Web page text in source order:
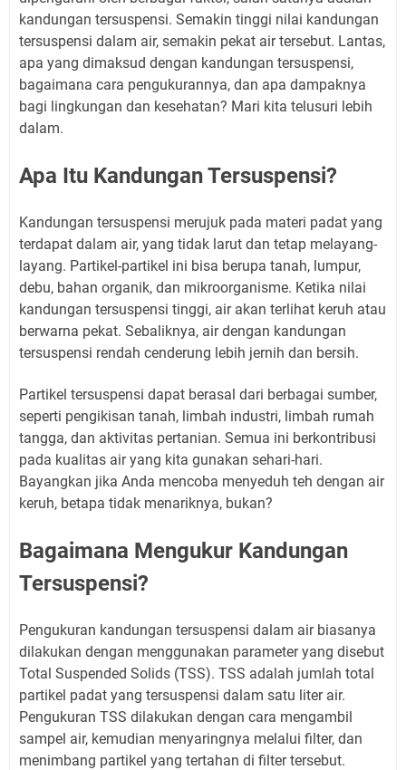
kandungan tersuspensi. Semakin tinggi nilai kandungan
tersuspensi dalam air, semakin pekat air tersebut. Lantas,
apa yang dimaksud dengan kandungan tersuspensi,
bagaimana cara pengukurannya, dan apa dampaknya
bagi lingkungan dan kesehatan? Mari kita telusuri lebih
dalam.
Apa Itu Kandungan Tersuspensi?
Kandungan tersuspensi merujuk pada materi padat yang
terdapat dalam air, yang tidak larut dan tetap melayang-
layang. Partikel-partikel ini bisa berupa tanah, lumpur,
debu, bahan organik, dan mikroorganisme. Ketika nilai
kandungan tersuspensi tinggi, air akan terlihat keruh atau
berwarna pekat. Sebaliknya, air dengan kandungan
tersuspensi rendah cenderung lebih jernih dan bersih.
Partikel tersuspensi dapat berasal dari berbagai sumber,
seperti pengikisan tanah, limbah industri, limbah rumah
tangga, dan aktivitas pertanian. Semua ini berkontribusi
pada kualitas air yang kita gunakan sehari-hari.
Bayangkan jika Anda mencoba menyeduh teh dengan air
keruh, betapa tidak menariknya, bukan?
Bagaimana Mengukur Kandungan
Tersuspensi?
Pengukuran kandungan tersuspensi dalam air biasanya
dilakukan dengan menggunakan parameter yang disebut
Total Suspended Solids (TSS). TSS adalah jumlah total
partikel padat yang tersuspensi dalam satu liter air.
Pengukuran TSS dilakukan dengan cara mengambil
sampel air, kemudian menyaringnya melalui filter, dan
menimbang partikel yang tertahan di filter tersebut.